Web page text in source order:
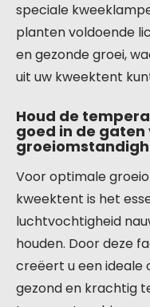
speciale
planten voldoende
en gezonde groei,
uit uw kweektent
Houd de
goed in de
Voor optimale
kweektent is het
luchtvochtigheid
houden. Door deze
creëert u een ideale
gezond en krachtig